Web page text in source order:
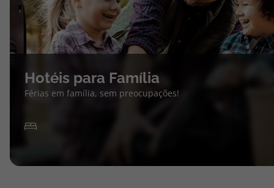
Hotéis para Família
Férias em família, sem preocupações!